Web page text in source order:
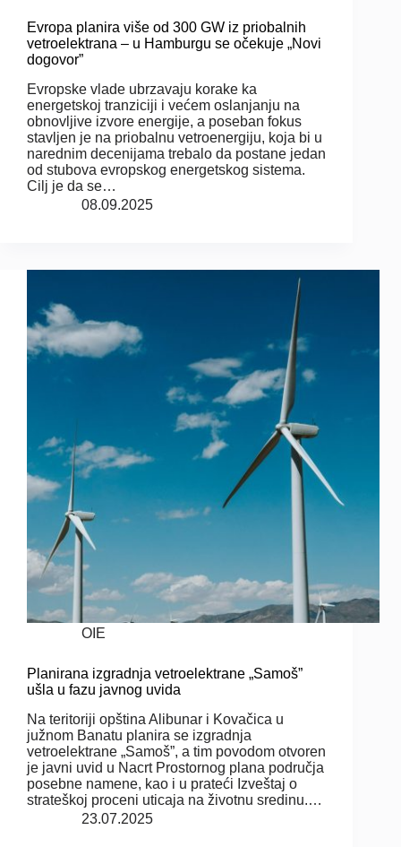
Evropa planira više od 300 GW iz priobalnih
vetroelektrana – u Hamburgu se očekuje „Novi
dogovor”
Evropske vlade ubrzavaju korake ka
energetskoj tranziciji i većem oslanjanju na
obnovljive izvore energije, a poseban fokus
stavljen je na priobalnu vetroenergiju, koja bi u
narednim decenijama trebalo da postane jedan
od stubova evropskog energetskog sistema.
Cilj je da se…
08.09.2025
OIE
Planirana izgradnja vetroelektrane „Samoš”
ušla u fazu javnog uvida
Na teritoriji opština Alibunar i Kovačica u
južnom Banatu planira se izgradnja
vetroelektrane „Samoš”, a tim povodom otvoren
je javni uvid u Nacrt Prostornog plana područja
posebne namene, kao i u prateći Izveštaj o
strateškoj proceni uticaja na životnu sredinu.…
23.07.2025